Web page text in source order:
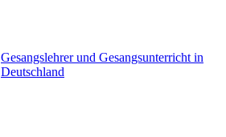
Gesangslehrer und Gesangsunterricht in
Deutschland